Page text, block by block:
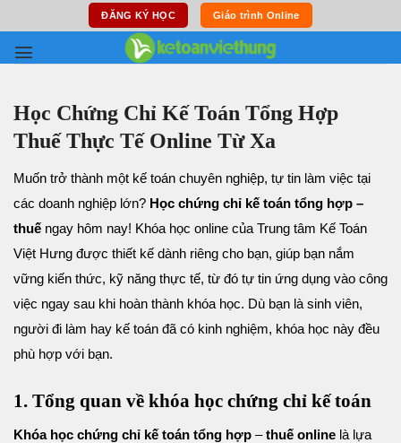
content
ĐĂNG KÝ HỌC Giáo trình Online
Học Chứng Chỉ Kế Toán Tổng Hợp
Thuế Thực Tế Online Từ Xa
Muốn trở thành một kế toán chuyên nghiệp, tự tin làm việc tại
các doanh nghiệp lớn? Học chứng chỉ kế toán tổng hợp –
thuế ngay hôm nay! Khóa học online của Trung tâm Kế Toán
Việt Hưng được thiết kế dành riêng cho bạn, giúp bạn nắm
vững kiến thức, kỹ năng thực tế, từ đó tự tin ứng dụng vào công
việc ngay sau khi hoàn thành khóa học. Dù bạn là sinh viên,
người đi làm hay kế toán đã có kinh nghiệm, khóa học này đều
phù hợp với bạn.
1. Tổng quan về khóa học chứng chỉ kế toán
Khóa học chứng chỉ kế toán tổng hợp –thuế online là lựa